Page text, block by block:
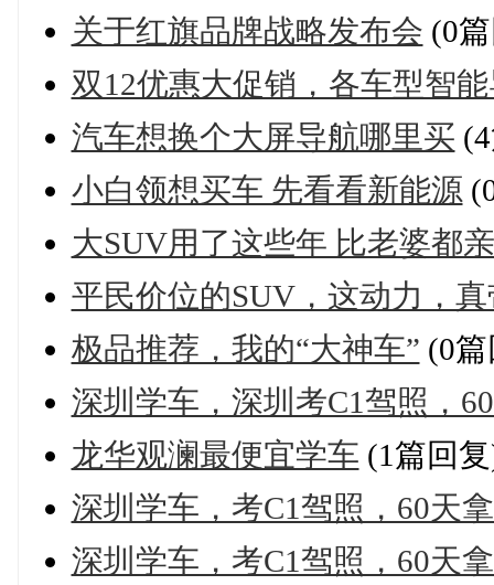
关于红旗品牌战略发布会 (0
双12优惠大促销，各车型智
汽车想换个大屏导航哪里买
小白领想买车 先看看新能源
大SUV用了这些年 比老婆都亲
平民价位的SUV，这动力，
极品推荐，我的“大神车” (0
深圳学车，深圳考C1驾照，
龙华观澜最便宜学车 (1篇回
深圳学车，考C1驾照，60天
深圳学车，考C1驾照，60天